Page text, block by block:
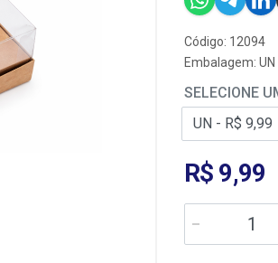
Código: 12094
Embalagem: UN
SELECIONE
R$ 9,99